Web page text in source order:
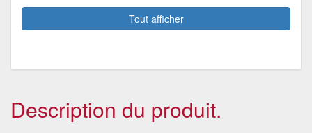
Tout afficher
Description du produit.